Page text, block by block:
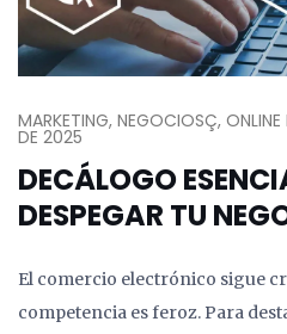
MARKETING, NEGOCIOSÇ,
DE 2025
DECÁLOGO
DESPEGAR TU
El comercio electrónico sigue
competencia es feroz. Para